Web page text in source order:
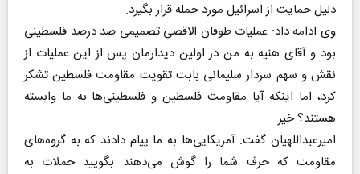
دلیل حمایت از اسرائیل مورد حمله قرار بگیرد.
وی ادامه داد: عملیات طوفان الاقصی تصمیمی صد درصد فلسطینی
بود و آقای هنیه به من در اولین دیدارمان پس از این عملیات از
نقش و سهم سردار سلیمانی بابت تقویت مقاومت فلسطین تشکر
کرد، اما اینکه آیا مقاومت فلسطین و فلسطینی‌ها به ما وابسته
هستند؟ خیر.
امیرعبداللهیان گفت: آمریکایی‌ها به ما پیام دادند که به گروه‌های
مقاومت که حرف شما را گوش می‌دهند بگویید حملات به